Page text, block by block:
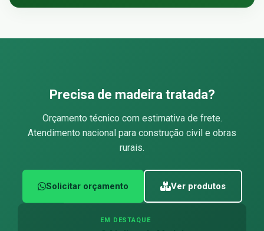
Precisa de madeira tratada?
Orçamento técnico com estimativa de frete.
Atendimento nacional para construção civil e obras
rurais.
Solicitar orçamento Ver produtos
EM DESTAQUE